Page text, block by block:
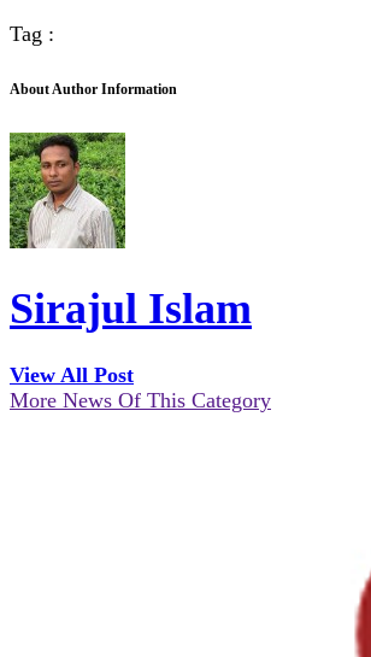
Tag :
About Author Information
Sirajul Islam
View All Post
More News Of This Category